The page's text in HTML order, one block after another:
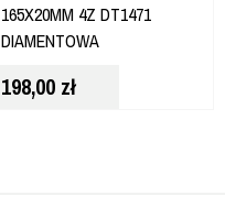
165X20MM 4Z DT1471
DIAMENTOWA
198,00 zł